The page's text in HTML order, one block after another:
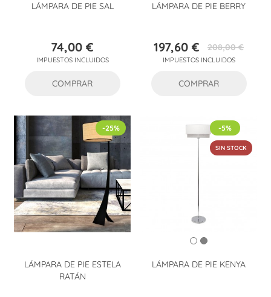
LÁMPARA DE PIE SAL
Precio
74,00 €
IMPUESTOS INCLUIDOS
COMPRAR
LÁMPARA DE PIE BERRY
Precio
197,60 €Precio
base
208,00 €
IMPUESTOS INCLUIDOS
COMPRAR
LÁMPARA DE PIE ESTELA
RATÁN
-25%
LÁMPARA DE PIE KENYA
-5%
SIN STOCK